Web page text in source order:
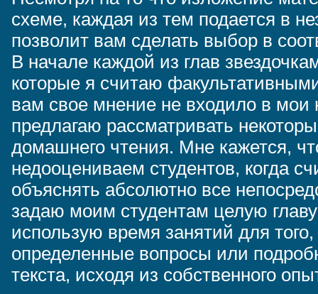
схеме, каждая из тем подается в
позволит вам сделать выбор в
В начале каждой из глав
которые я считаю
вам свое мнение не входило в мои
предлагаю рассматривать
домашнего чтения. Мне кажется,
недооцениваем студентов, когда
объяснять абсолютно все
задаю моим студентам целую
использую время занятий для
определенные вопросы или
текста, исходя из собственного